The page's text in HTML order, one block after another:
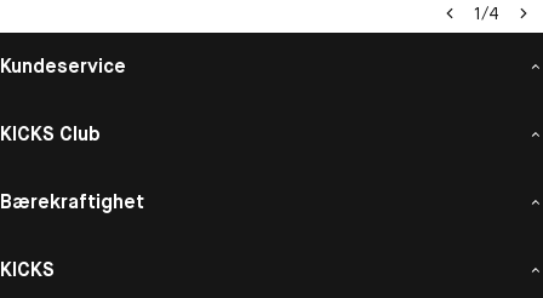
1/4
Kundeservice
KICKS Club
Bærekraftighet
KICKS